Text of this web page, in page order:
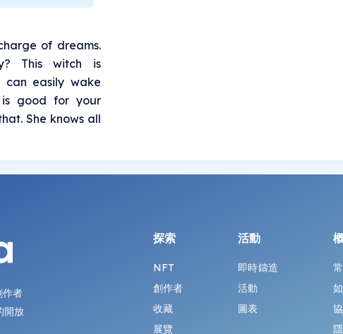
of dreams.
This witch is
can easily wake
good for your
She knows all
作者
開放
探索
NFT
創作者
收藏
展覽
活動
即時鑄造
活動
圖表